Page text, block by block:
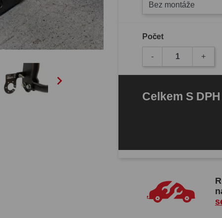

Bez montáže
Počet
- +
Celkem S